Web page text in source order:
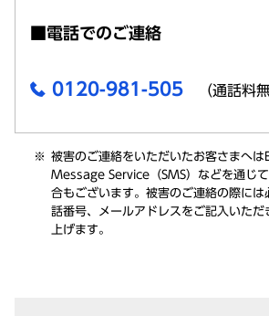
■電話でのご連絡
0120-981-505 （通話料無
被害のご連絡をいただいたお客さまへ
Message Service（SMS）などを通じ
合もございます。被害のご連絡の際には
話番号、メールアドレスをご記入いただ
上げます。